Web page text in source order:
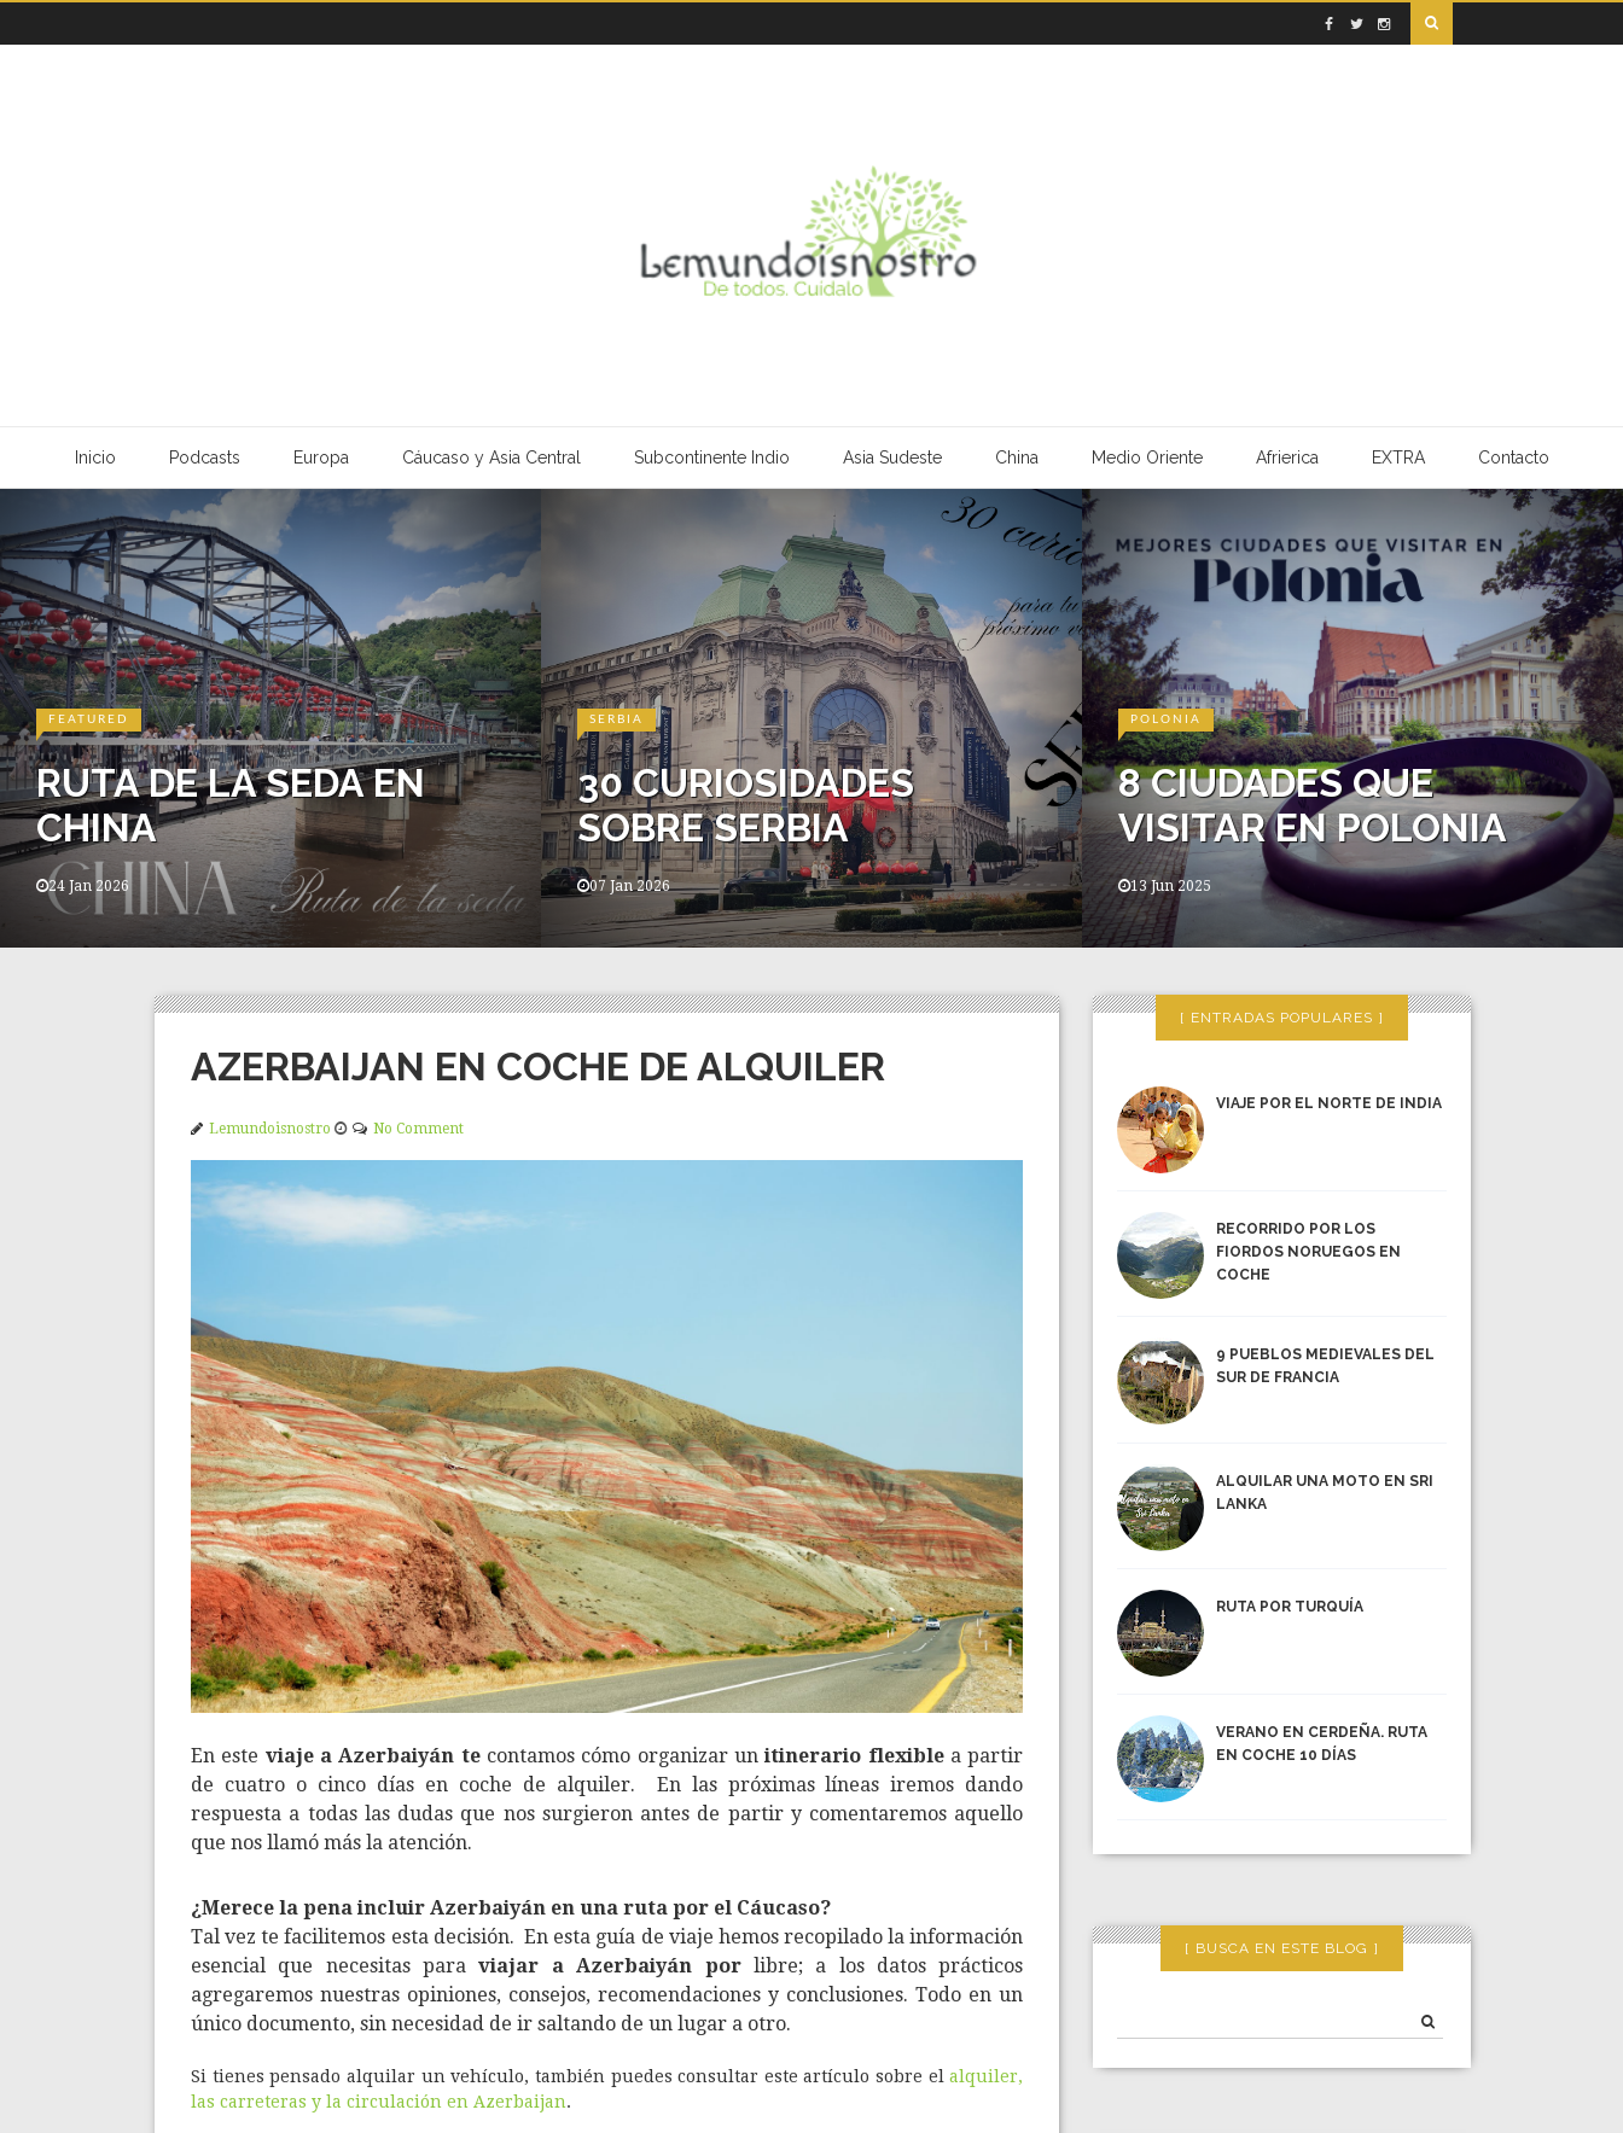
Inicio Podcasts Europa Cáucaso y Asia Central Subcontinente Indio Asia Sudeste China Medio Oriente Afrierica EXTRA Contacto
FEATURED
RUTA DE LA SEDA EN
CHINA
24 Jan 2026
SERBIA
30 CURIOSIDADES
SOBRE SERBIA
07 Jan 2026
POLONIA
8 CIUDADES QUE
VISITAR EN POLONIA
13 Jun 2025
AZERBAIJAN EN COCHE DE ALQUILER
Lemundoisnostro No Comment
En este viaje a Azerbaiyán tecontamos cómo organizar unitinerario flexiblea partir
de cuatro o cinco días en coche de alquiler. En las próximas líneas iremos dando
respuesta a todas las dudas que nos surgieron antes de partir y comentaremos aquello
que nos llamó más la atención.
¿Merece la pena incluir Azerbaiyán en una ruta por el Cáucaso?
Tal vez te facilitemos esta decisión. En esta guía de viaje hemos recopilado la información
esencial que necesitas paraviajar a Azerbaiyán porlibre; a los datos prácticos
agregaremos nuestras opiniones, consejos, recomendaciones y conclusiones. Todo en un
único documento, sin necesidad de ir saltando de un lugar a otro.
Si tienes pensado alquilar un vehículo, también puedes consultar este artículo sobre elalquiler,
las carreteras y la circulación en Azerbaijan.
ENTRADAS POPULARES
VIAJE POR EL NORTE DE INDIA
RECORRIDO POR LOS
FIORDOS NORUEGOS EN
COCHE
9 PUEBLOS MEDIEVALES DEL
SUR DE FRANCIA
ALQUILAR UNA MOTO EN SRI
LANKA
RUTA POR TURQUÍA
VERANO EN CERDEÑA. RUTA
EN COCHE 10 DÍAS
BUSCA EN ESTE BLOG